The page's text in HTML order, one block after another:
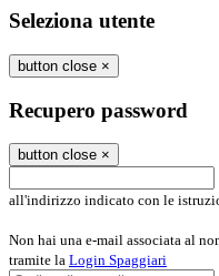
Seleziona utente
button close ×
Recupero password
button close ×
all'indirizzo indicato con le
Non hai una e-mail associata al
tramite la Login Spaggiari